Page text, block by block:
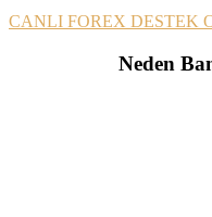
CANLI FOREX DESTEK
Neden